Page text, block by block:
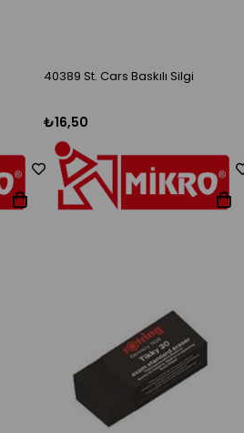
40389 St. Cars Baskılı Silgi
₺16,50